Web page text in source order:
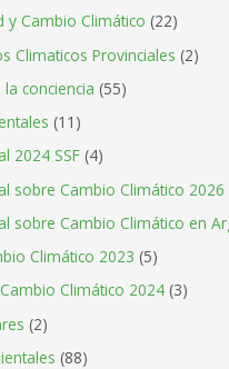
y Cambio Climático (22)
Climaticos Provinciales (2)
conciencia (55)
(11)
2024 SSF (4)
sobre Cambio Climático 2026
sobre Cambio Climático en
Climático 2023 (5)
Climático 2024 (3)
(2)
(88)